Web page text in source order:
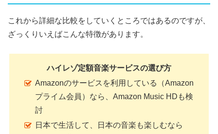
これから詳細な比較をしていくところではあるのですが、
ざっくりいえばこんな特徴があります。
ハイレゾ定額音楽サービスの選び方
Amazonのサービスを利用している（Amazon
プライム会員）なら、Amazon Music HDも検
討
日本で生活して、日本の音楽も楽しむなら